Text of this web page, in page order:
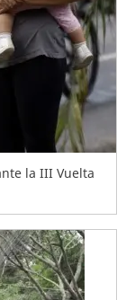
la III Vuelta